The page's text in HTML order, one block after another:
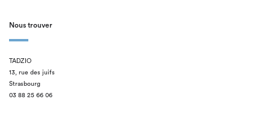
Nous trouver
TADZIO
13, rue des juifs
Strasbourg
03 88 25 66 06